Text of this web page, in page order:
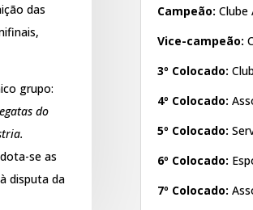
das
grupo:
do
se as
disputa da
Campeão:
Vice-campeão:
3º Colocado:
4º Colocado:
5º Colocado:
6º Colocado:
7º Colocado: